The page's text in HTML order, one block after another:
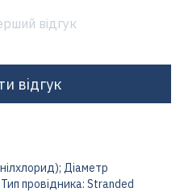
відгук
відгук
Діаметр
провідника: Stranded